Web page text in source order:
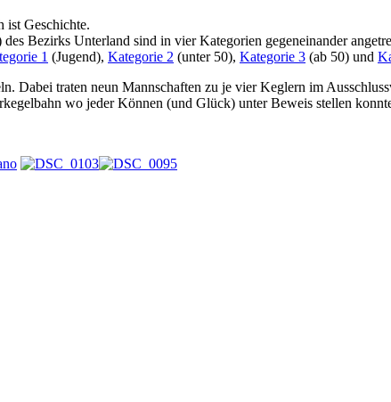
ist Geschichte.
Bezirks Unterland sind in vier Kategorien gegeneinander
1 (Jugend), Kategorie 2 (unter 50), Kategorie 3 (ab 50) und
Dabei traten neun Mannschaften zu je vier Keglern im
wo jeder Können (und Glück) unter Beweis stellen